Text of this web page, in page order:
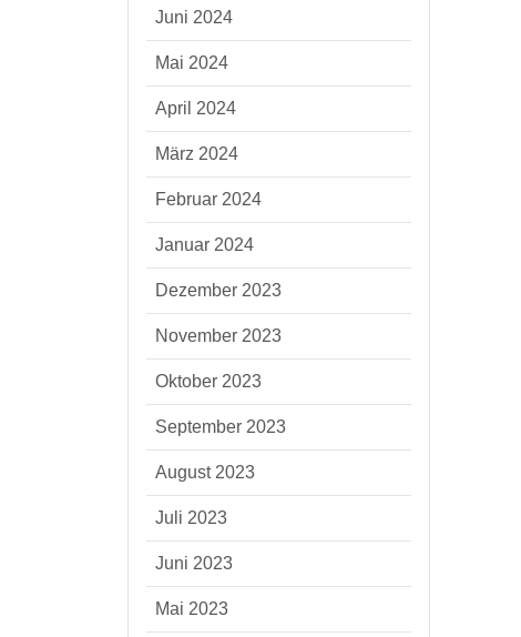
Juni 2024
Mai 2024
April 2024
März 2024
Februar 2024
Januar 2024
Dezember 2023
November 2023
Oktober 2023
September 2023
August 2023
Juli 2023
Juni 2023
Mai 2023